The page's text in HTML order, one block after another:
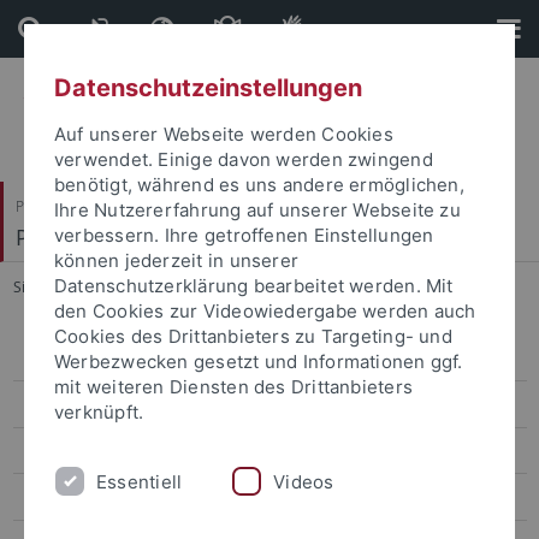
Direkt
zum
Inhalt
Direkt
zur
Fußleiste
Philosophische Fakultät
Prof. Dr. Dorothee Kimmich
Sie sind hier: Startseite ... Studiengang
Studiengang
Berufsperspektiven
Outreach der Studienleistungen
Datenschutzeinstellungen
Auf unserer Webseite werden Cookies
verwendet. Einige davon werden zwingend
benötigt, während es uns andere ermöglichen,
Ihre Nutzererfahrung auf unserer Webseite zu
verbessern. Ihre getroffenen Einstellungen
können jederzeit in unserer
Datenschutzerklärung bearbeitet werden. Mit
den Cookies zur Videowiedergabe werden auch
Cookies des Drittanbieters zu Targeting- und
Werbezwecken gesetzt und Informationen ggf.
mit weiteren Diensten des Drittanbieters
verknüpft.
Essentiell Videos